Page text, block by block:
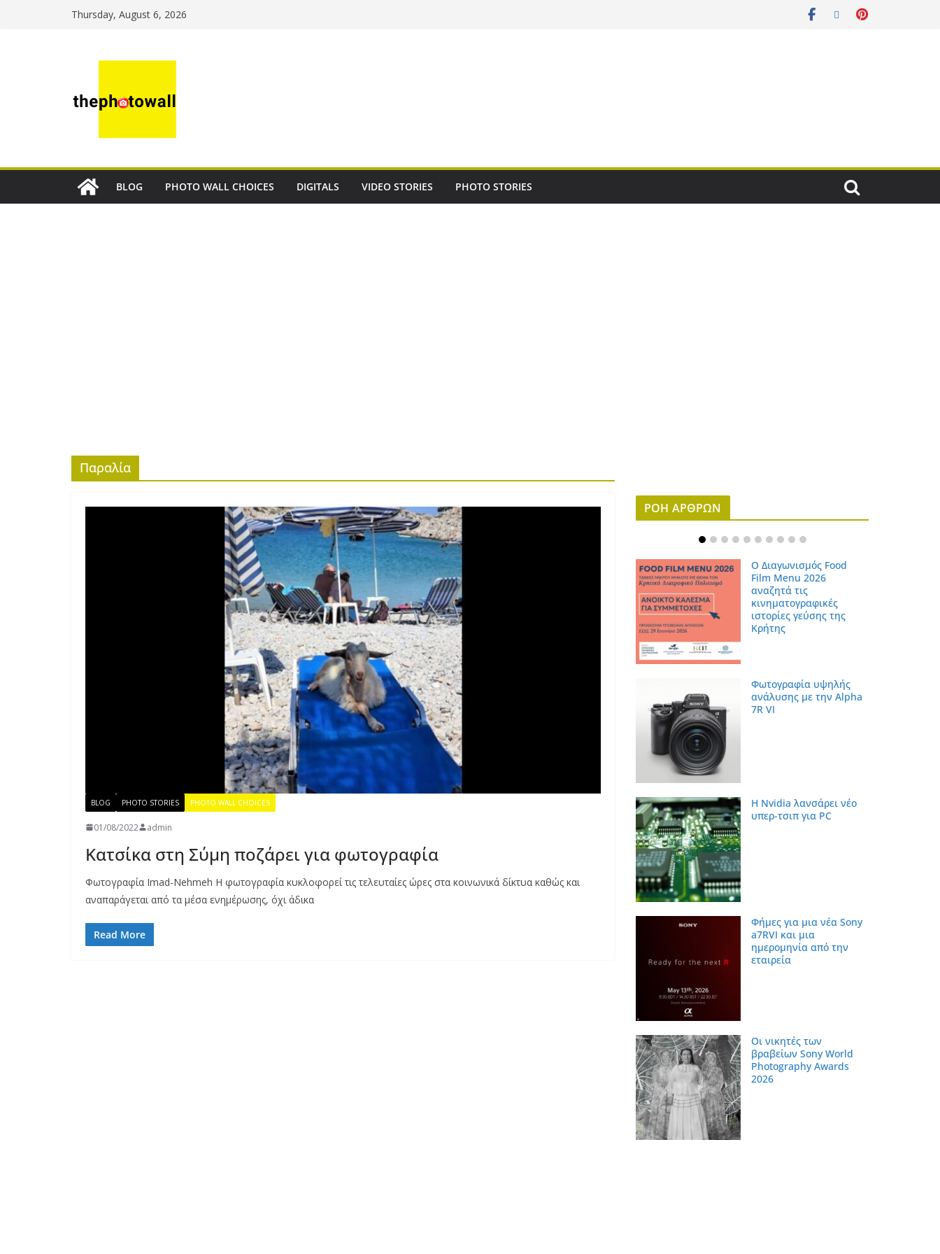
Thursday, August 6, 2026
BLOG PHOTO WALL CHOICES DIGITALS VIDEO STORIES PHOTO STORIES
Παραλία
BLOG PHOTO STORIES PHOTO WALL CHOICES
01/08/2022 admin
Κατσίκα στη Σύμη ποζάρει για φωτογραφία
Φωτογραφία Imad-Nehmeh Η φωτογραφία κυκλοφορεί τις τελευταίες ώρες στα κοινωνικά δίκτυα καθώς και
αναπαράγεται από τα μέσα ενημέρωσης, όχι άδικα
Read More
ΡΟΗ ΑΡΘΡΩΝ
Ο Διαγωνισμός Food
Film Menu 2026
αναζητά τις
κινηματογραφικές
ιστορίες γεύσης της
Κρήτης
Φωτογραφία υψηλής
ανάλυσης με την Alpha
7R VI
Η Nvidia λανσάρει νέο
υπερ-τσιπ για PC
Φήμες για μια νέα Sony
a7RVI και μια
ημερομηνία από την
εταιρεία
Οι νικητές των
βραβείων Sony World
Photography Awards
2026